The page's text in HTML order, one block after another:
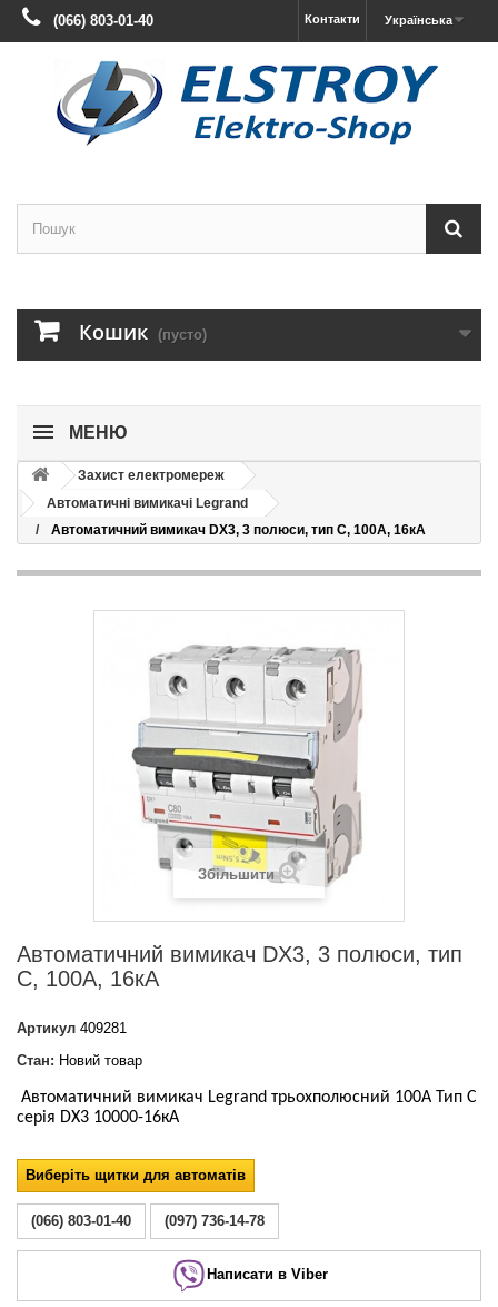
Українська
Контакти
(066) 803-01-40
Кошик (пусто)
МЕНЮ
Захист електромереж
Автоматичні вимикачі Legrand
Автоматичний вимикач DX3, 3 полюси, тип C, 100А, 16кА
Збільшити
Автоматичний вимикач DX3, 3 полюси, тип
C, 100А, 16кА
Артикул 409281
Стан: Новий товар
Автоматичний вимикач Legrand трьохполюсний 100А Тип С
серія DX3 10000-16кА
Виберіть щитки для автоматів
(066) 803-01-40 (097) 736-14-78
Написати в Viber